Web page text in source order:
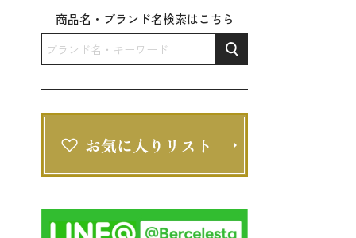
商品名・ブランド名検索はこちら